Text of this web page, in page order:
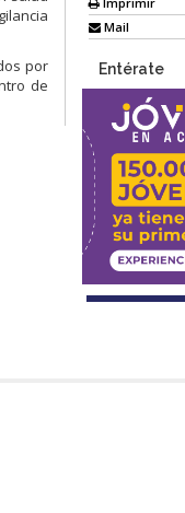
por
de
Mail
Entérate